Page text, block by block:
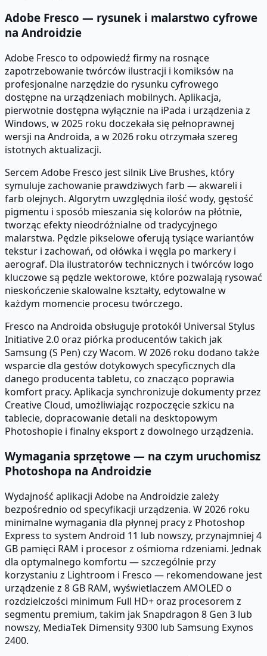
Adobe Fresco — rysunek i malarstwo cyfrowe
na Androidzie
Adobe Fresco to odpowiedź firmy na rosnące
zapotrzebowanie twórców ilustracji i komiksów na
profesjonalne narzędzie do rysunku cyfrowego
dostępne na urządzeniach mobilnych. Aplikacja,
pierwotnie dostępna wyłącznie na iPada i urządzenia z
Windows, w 2025 roku doczekała się pełnoprawnej
wersji na Androida, a w 2026 roku otrzymała szereg
istotnych aktualizacji.
Sercem Adobe Fresco jest silnik Live Brushes, który
symuluje zachowanie prawdziwych farb — akwareli i
farb olejnych. Algorytm uwzględnia ilość wody, gęstość
pigmentu i sposób mieszania się kolorów na płótnie,
tworząc efekty nieodróżnialne od tradycyjnego
malarstwa. Pędzle pikselowe oferują tysiące wariantów
tekstur i zachowań, od ołówka i węgla po markery i
aerograf. Dla ilustratorów technicznych i twórców logo
kluczowe są pędzle wektorowe, które pozwalają rysować
nieskończenie skalowalne kształty, edytowalne w
każdym momencie procesu twórczego.
Fresco na Androida obsługuje protokół Universal Stylus
Initiative 2.0 oraz piórka producentów takich jak
Samsung (S Pen) czy Wacom. W 2026 roku dodano także
wsparcie dla gestów dotykowych specyficznych dla
danego producenta tabletu, co znacząco poprawia
komfort pracy. Aplikacja synchronizuje dokumenty przez
Creative Cloud, umożliwiając rozpoczęcie szkicu na
tablecie, dopracowanie detali na desktopowym
Photoshopie i finalny eksport z dowolnego urządzenia.
Wymagania sprzętowe — na czym uruchomisz
Photoshopa na Androidzie
Wydajność aplikacji Adobe na Androidzie zależy
bezpośrednio od specyfikacji urządzenia. W 2026 roku
minimalne wymagania dla płynnej pracy z Photoshop
Express to system Android 11 lub nowszy, przynajmniej 4
GB pamięci RAM i procesor z ośmioma rdzeniami. Jednak
dla optymalnego komfortu — szczególnie przy
korzystaniu z Lightroom i Fresco — rekomendowane jest
urządzenie z 8 GB RAM, wyświetlaczem AMOLED o
rozdzielczości minimum Full HD+ oraz procesorem z
segmentu premium, takim jak Snapdragon 8 Gen 3 lub
nowszy, MediaTek Dimensity 9300 lub Samsung Exynos
2400.